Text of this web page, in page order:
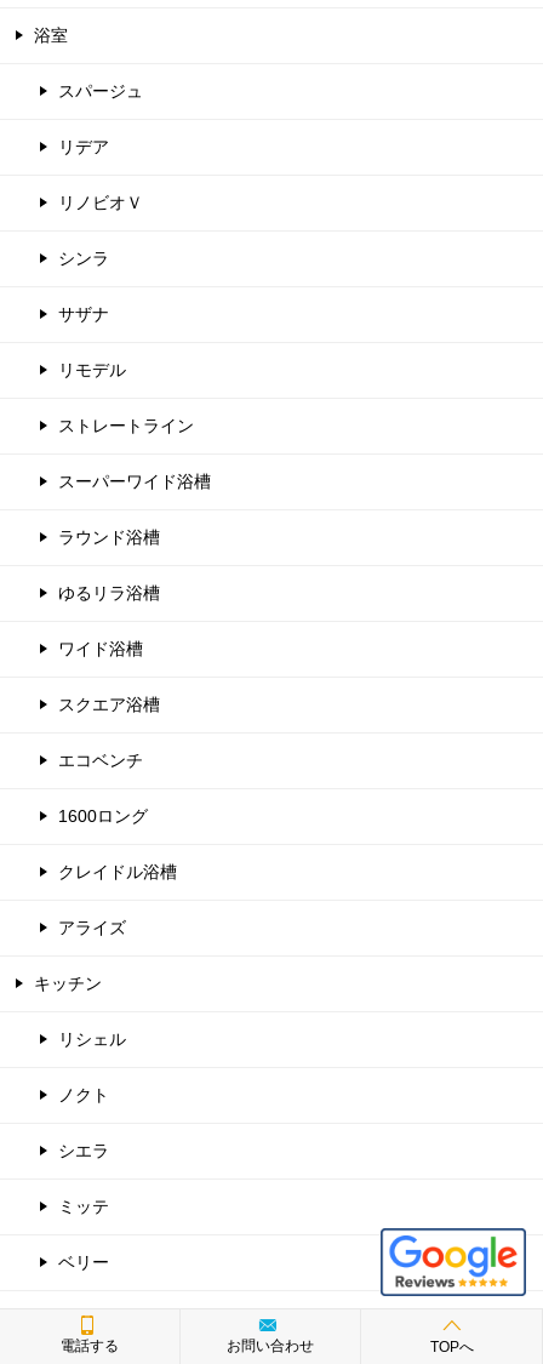
浴室
スパージュ
リデア
リノビオＶ
シンラ
サザナ
リモデル
ストレートライン
スーパーワイド浴槽
ラウンド浴槽
ゆるリラ浴槽
ワイド浴槽
スクエア浴槽
エコベンチ
1600ロング
クレイドル浴槽
アライズ
キッチン
リシェル
ノクト
シエラ
ミッテ
ベリー
電話する お問い合わせ TOPへ